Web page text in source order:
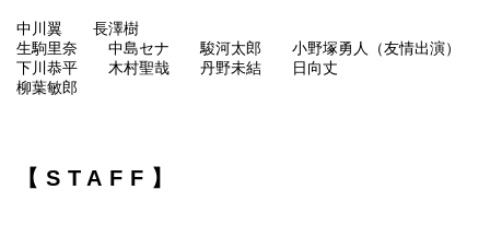
中川翼 長澤樹
生駒里奈 中島セナ 駿河太郎 小野塚勇人（友情出演）
下川恭平 木村聖哉 丹野未結 日向丈
柳葉敏郎
【STAFF】